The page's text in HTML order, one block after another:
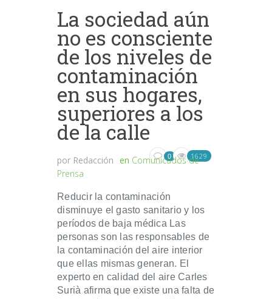
La sociedad aún
no es consciente
de los niveles de
contaminación
en sus hogares,
superiores a los
de la calle
por Redacción en Comunicados de
Prensa
0 1629
Reducir la contaminación
disminuye el gasto sanitario y los
períodos de baja médica Las
personas son las responsables de
la contaminación del aire interior
que ellas mismas generan. El
experto en calidad del aire Carles
Surià afirma que existe una falta de